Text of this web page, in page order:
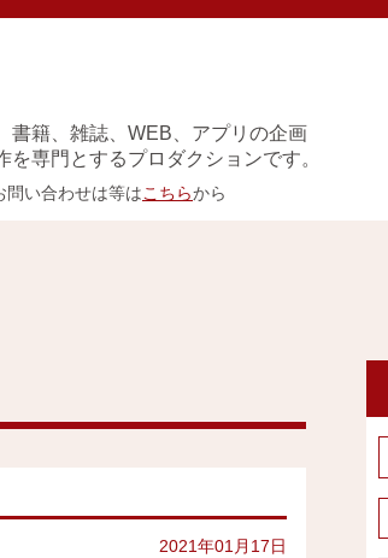
書籍、雑誌、WEB、アプリの企画
を専門とするプロダクションです。
い合わせは等はこちらから
2021年01月17日